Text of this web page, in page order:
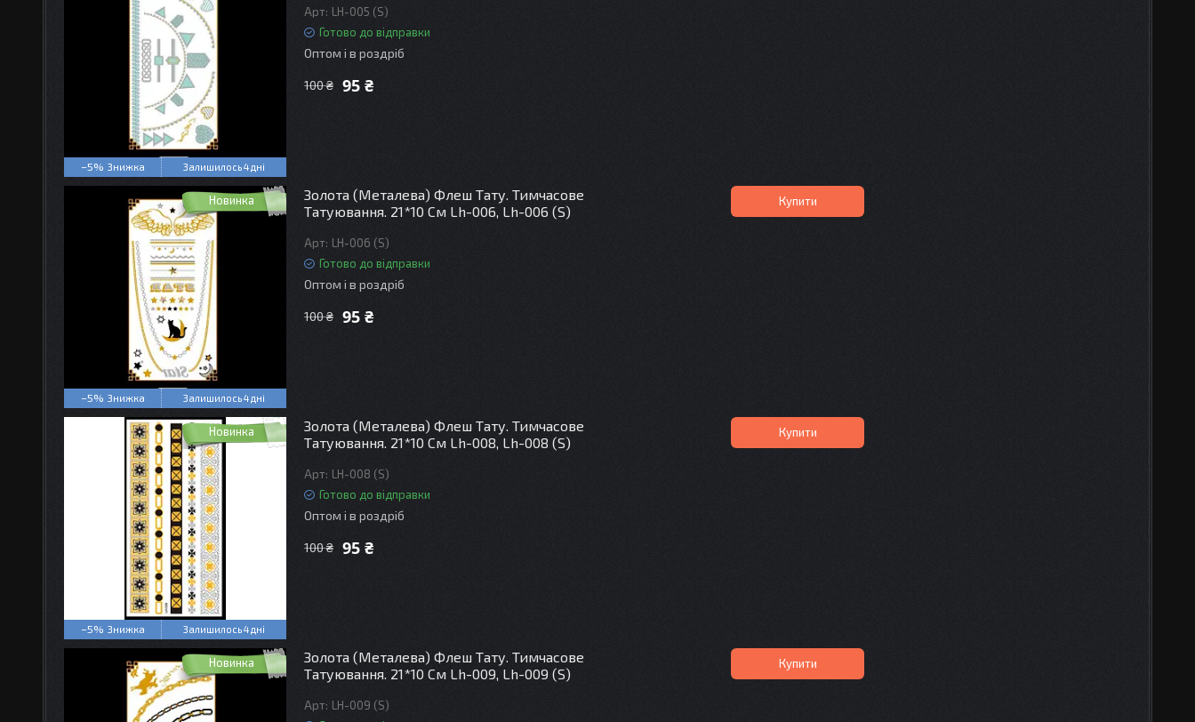
–5% Залишилось 4 дні
LH-005 (S)
Готово до відправки
Оптом і в роздріб
100 ₴ 95 ₴
Новинка
–5% Залишилось 4 дні
Золота (Металева) Флеш Тату. Тимчасове
Татуювання. 21*10 См Lh-006, Lh-006 (S)
LH-006 (S)
Готово до відправки
Оптом і в роздріб
100 ₴ 95 ₴
Купити
Новинка
–5% Залишилось 4 дні
Золота (Металева) Флеш Тату. Тимчасове
Татуювання. 21*10 См Lh-008, Lh-008 (S)
LH-008 (S)
Готово до відправки
Оптом і в роздріб
100 ₴ 95 ₴
Купити
Новинка
Золота (Металева) Флеш Тату. Тимчасове
Татуювання. 21*10 См Lh-009, Lh-009 (S)
LH-009 (S)
Купити